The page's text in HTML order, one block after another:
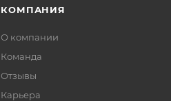
КОМПАНИЯ
О компании
Команда
Отзывы
Карьера